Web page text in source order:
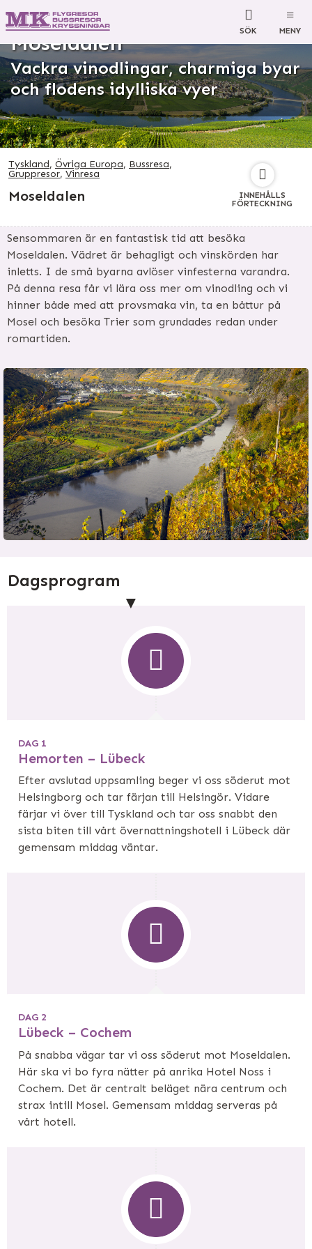
SÖK MENY
Moseldalen
Vackra vinodlingar, charmiga byar
och flodens idylliska vyer
Tyskland, Övriga Europa, Bussresa,
Gruppresor, Vinresa
Moseldalen
INNEHÅLLS
FÖRTECKNING
Sensommaren är en fantastisk tid att besöka
Moseldalen. Vädret är behagligt och vinskörden har
inletts. I de små byarna avlöser vinfesterna varandra.
På denna resa får vi lära oss mer om vinodling och vi
hinner både med att provsmaka vin, ta en båttur på
Mosel och besöka Trier som grundades redan under
romartiden.
Dagsprogram
DAG 1
Hemorten – Lübeck
Efter avslutad uppsamling beger vi oss söderut mot
Helsingborg och tar färjan till Helsingör. Vidare
färjar vi över till Tyskland och tar oss snabbt den
sista biten till vårt övernattningshotell i Lübeck där
gemensam middag väntar.
DAG 2
Lübeck – Cochem
På snabba vägar tar vi oss söderut mot Moseldalen.
Här ska vi bo fyra nätter på anrika Hotel Noss i
Cochem. Det är centralt beläget nära centrum och
strax intill Mosel. Gemensam middag serveras på
vårt hotell.